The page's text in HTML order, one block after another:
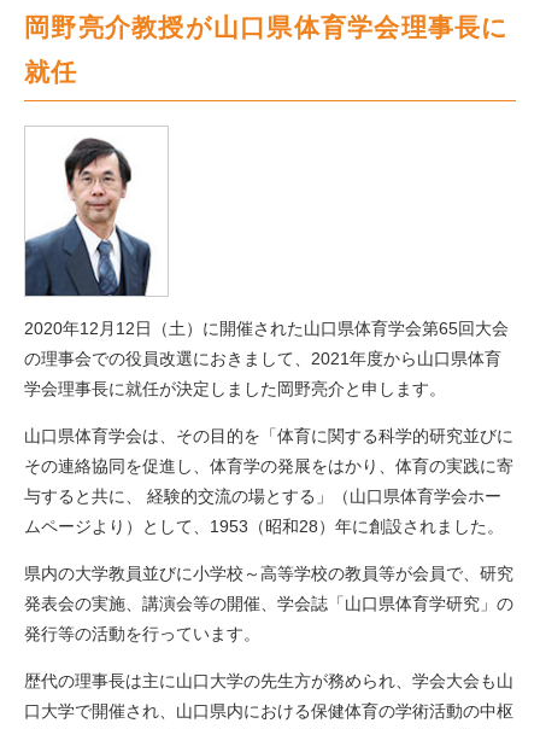
岡野亮介教授が山口県体育学会理事長に
就任
2020年12月12日（土）に開催された山口県体育学会第65回大会
の理事会での役員改選におきまして、2021年度から山口県体育
学会理事長に就任が決定しました岡野亮介と申します。
山口県体育学会は、その目的を「体育に関する科学的研究並びに
その連絡協同を促進し、体育学の発展をはかり、体育の実践に寄
与すると共に、 経験的交流の場とする」（山口県体育学会ホー
ムページより）として、1953（昭和28）年に創設されました。
県内の大学教員並びに小学校～高等学校の教員等が会員で、研究
発表会の実施、講演会等の開催、学会誌「山口県体育学研究」の
発行等の活動を行っています。
歴代の理事長は主に山口大学の先生方が務められ、学会大会も山
口大学で開催され、山口県内における保健体育の学術活動の中枢